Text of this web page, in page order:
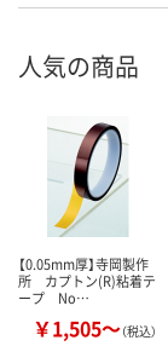
人気の商品
【0.05mm厚】寺岡製作
所 カプトン(R)粘着テ
ープ No…
￥1,505～（税込）